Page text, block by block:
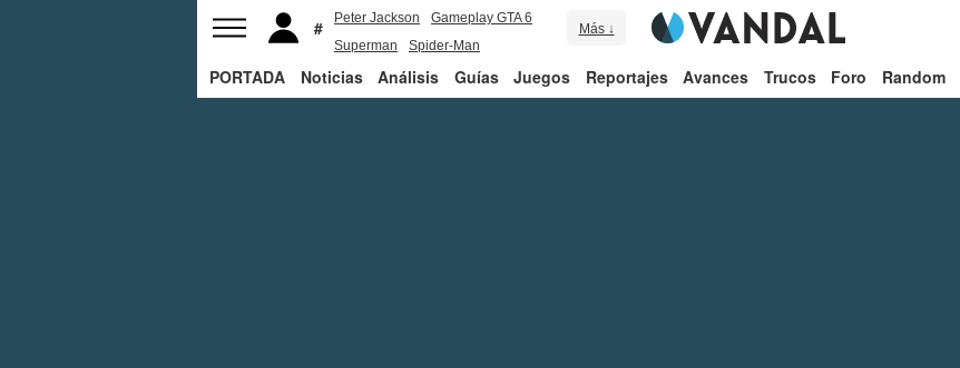
Peter Jackson
Gameplay GTA 6
Superman
Spider-Man
Más ↓
PORTADA Noticias Análisis Guías Juegos Reportajes Avances Trucos Foro Random